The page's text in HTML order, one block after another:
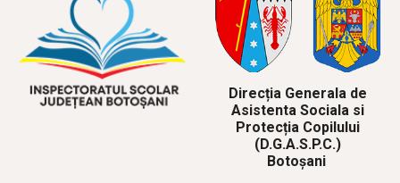
Direcția Generala de
Asistenta Sociala si
Protecția Copilului
(D.G.A.S.P.C.)
Botoșani